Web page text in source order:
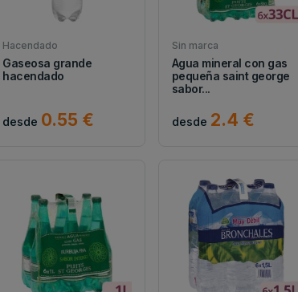
Hacendado
Gaseosa grande
hacendado
desde 0.55 €
Sin marca
Agua mineral con gas
pequeña saint george
sabor...
desde 2.4 €